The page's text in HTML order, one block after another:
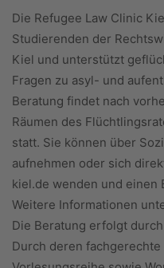
Die Refugee Law Clinic
Studierenden der
Kiel und unterstützt
Fragen zu asyl- und
Beratung findet nach
Räumen des
statt. Sie können über
aufnehmen oder sich
kiel.de wenden und einen
Weitere Informationen
Die Beratung erfolgt
Durch deren